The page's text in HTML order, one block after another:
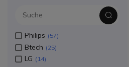
Philips 57
Btech 25
LG 14